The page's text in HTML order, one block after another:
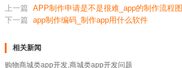
上一篇 APP制作申请是不是很难_app的制作流程图
下一篇 app制作编码_制作app用什么软件
相关新闻
购物商城类app开发,商城类app开发问题